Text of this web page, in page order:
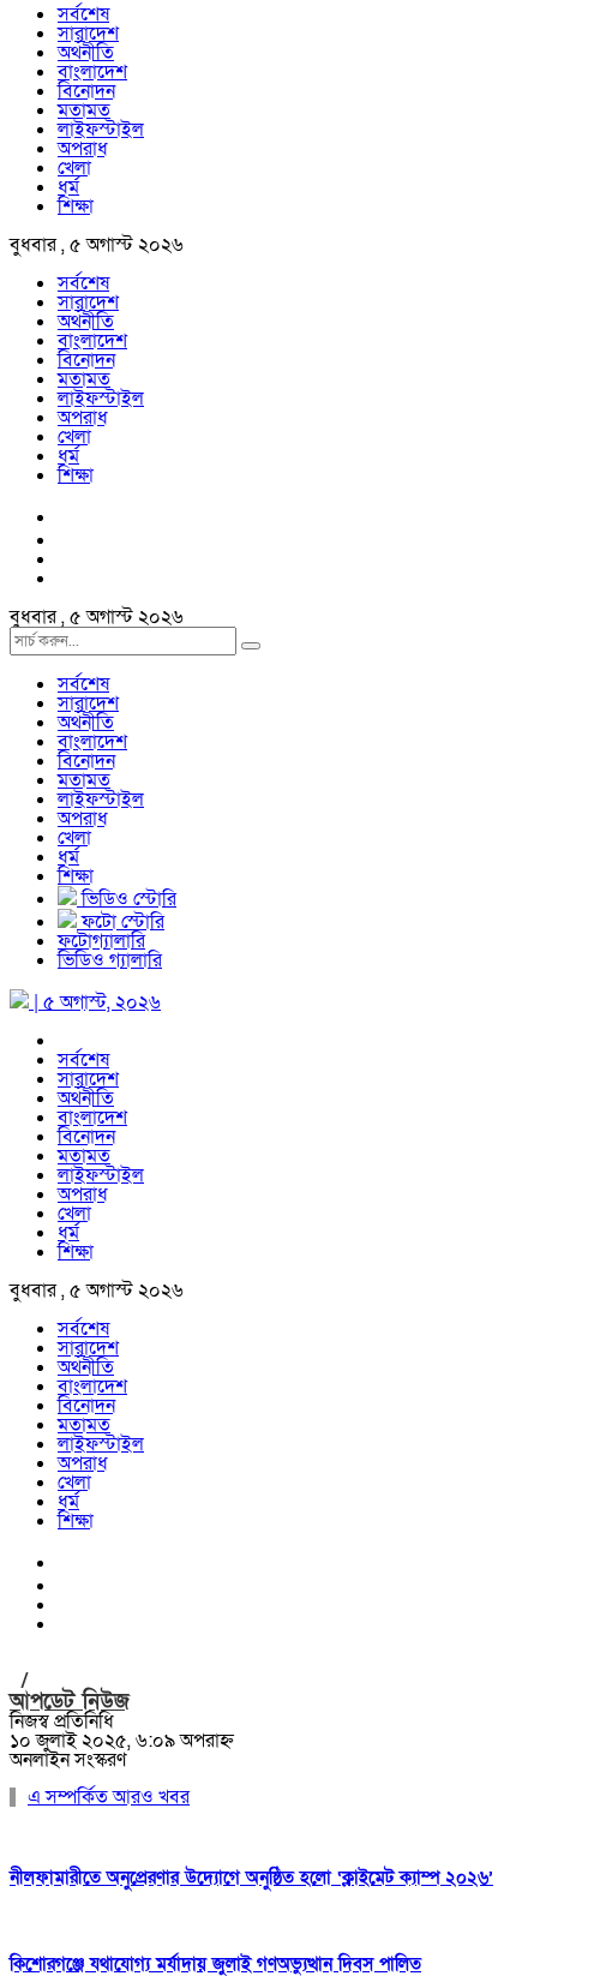
সর্বশেষ
সারাদেশ
অর্থনীতি
বাংলাদেশ
বিনোদন
মতামত
লাইফস্টাইল
অপরাধ
খেলা
ধর্ম
শিক্ষা
বুধবার , ৫ অগাস্ট ২০২৬
সর্বশেষ
সারাদেশ
অর্থনীতি
বাংলাদেশ
বিনোদন
মতামত
লাইফস্টাইল
অপরাধ
খেলা
ধর্ম
শিক্ষা
বুধবার , ৫ অগাস্ট ২০২৬
সর্বশেষ
সারাদেশ
অর্থনীতি
বাংলাদেশ
বিনোদন
মতামত
লাইফস্টাইল
অপরাধ
খেলা
ধর্ম
শিক্ষা
ভিডিও স্টোরি
ফটো স্টোরি
ফটোগ্যালারি
ভিডিও গ্যালারি
| ৫ অগাস্ট, ২০২৬
সর্বশেষ
সারাদেশ
অর্থনীতি
বাংলাদেশ
বিনোদন
মতামত
লাইফস্টাইল
অপরাধ
খেলা
ধর্ম
শিক্ষা
বুধবার , ৫ অগাস্ট ২০২৬
সর্বশেষ
সারাদেশ
অর্থনীতি
বাংলাদেশ
বিনোদন
মতামত
লাইফস্টাইল
অপরাধ
খেলা
ধর্ম
শিক্ষা
/
আপডেট নিউজ
নিজস্ব প্রতিনিধি
১০ জুলাই ২০২৫, ৬:০৯ অপরাহ্ন
অনলাইন সংস্করণ
এ সম্পর্কিত আরও খবর
নীলফামারীতে অনুপ্রেরণার উদ্যোগে অনুষ্ঠিত হলো ‘ক্লাইমেট ক্যাম্প ২০২৬’
কিশোরগঞ্জে যথাযোগ্য মর্যাদায় জুলাই গণঅভ্যুত্থান দিবস পালিত